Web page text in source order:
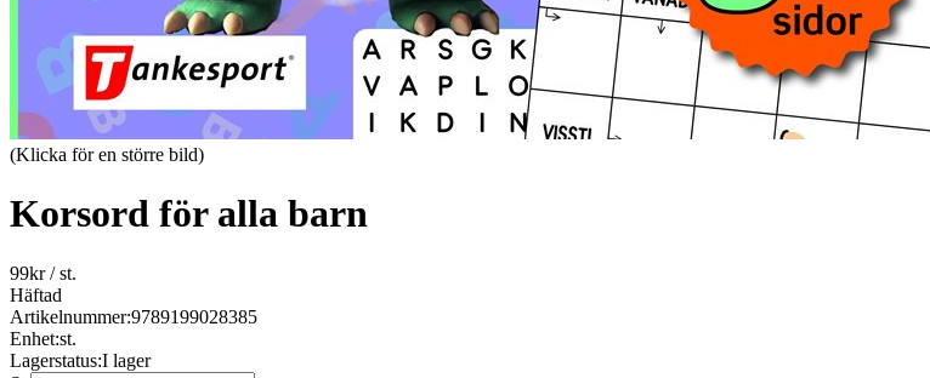
(Klicka för en större bild)
Korsord för alla barn
99kr/ st.
Häftad
Artikelnummer:9789199028385
Enhet:st.
Lagerstatus:I lager